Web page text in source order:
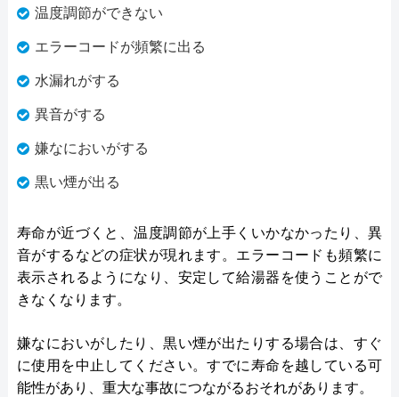
温度調節ができない
エラーコードが頻繁に出る
水漏れがする
異音がする
嫌なにおいがする
黒い煙が出る
寿命が近づくと、温度調節が上手くいかなかったり、異
音がするなどの症状が現れます。エラーコードも頻繁に
表示されるようになり、安定して給湯器を使うことがで
きなくなります。
嫌なにおいがしたり、黒い煙が出たりする場合は、すぐ
に使用を中止してください。すでに寿命を越している可
能性があり、重大な事故につながるおそれがあります。